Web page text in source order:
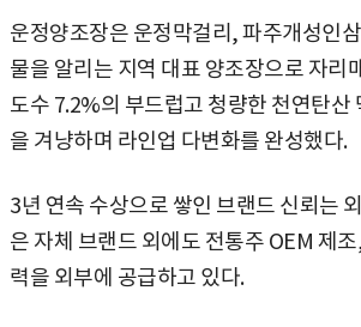
운정양조장은 운정막걸리, 파주개성인
물을 알리는 지역 대표 양조장으로 자
도수 7.2%의 부드럽고 청량한 천연탄
을 겨냥하며 라인업 다변화를 완성했다.
3년 연속 수상으로 쌓인 브랜드 신뢰는
은 자체 브랜드 외에도 전통주 OEM 제
력을 외부에 공급하고 있다.